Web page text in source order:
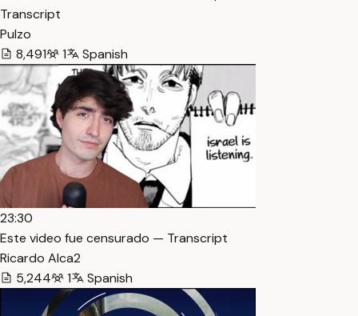
Transcript
Pulzo
8,491
1 Spanish
23:30
Este video fue censurado — Transcript
Ricardo Alca2
5,244
1 Spanish